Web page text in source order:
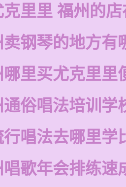
克里里 福州的
钢琴的地方有
里买尤克里里
俗唱法培训学
行唱法去哪里学
歌年会排练速